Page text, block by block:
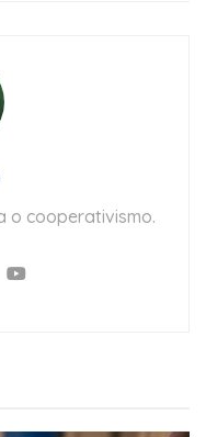
o cooperativismo.